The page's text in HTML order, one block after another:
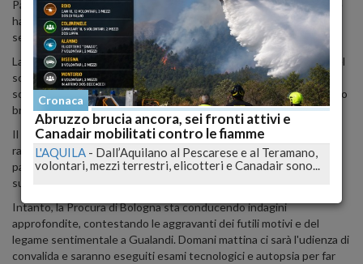
Pare che tra i due ci fosse una relazione, un intreccio amoroso che
ha portato alla tragica fine di Sofia. Entrambi erano impegnati
sentimentalmente: lui era sposato, lei aveva un fidanzato.
La figura di Sofia emerge come una giovane determinata, attiva nel
sociale e politicamente impegnata nel Partito Democratico. Il suo
sogno di far parte della pubblica amministrazione è stato stroncato
bruscamente da questo terribile evento.
Il sindaco di Zola Predosa, Davide Dall'Omo, la ricorda come una
ragazza partecipe e desiderosa di stabilità. Era previsto che
partecipasse come scrutatrice alle elezioni dell'8 e 9 giugno, ma la
sua vita è stata interrotta in modo tragico.
Intanto, la Procura di Bologna sta conducendo indagini
approfondite, contestando le aggravanti dei futili motivi e del
legame sentimentale a Gualandi. Domani mattina ci sarà l'udienza di
convalida e saranno eseguiti esami tecnologici e autopsia per far
Cronaca
Abruzzo brucia ancora, sei fronti attivi e
Canadair mobilitati contro le fiamme
L'AQUILA - Dall’Aquilano al Pescarese e al Teramano,
volontari, mezzi terrestri, elicotteri e Canadair sono...